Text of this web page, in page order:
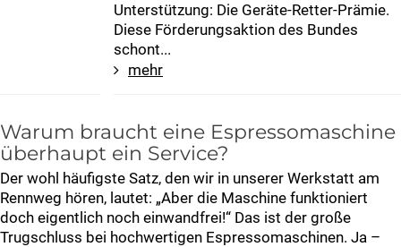
Unterstützung: Die Geräte-Retter-Prämie.
Diese Förderungsaktion des Bundes
schont...
mehr
Warum braucht eine Espressomaschine
überhaupt ein Service?
Der wohl häufigste Satz, den wir in unserer Werkstatt am
Rennweg hören, lautet: „Aber die Maschine funktioniert
doch eigentlich noch einwandfrei!“ Das ist der große
Trugschluss bei hochwertigen Espressomaschinen. Ja –